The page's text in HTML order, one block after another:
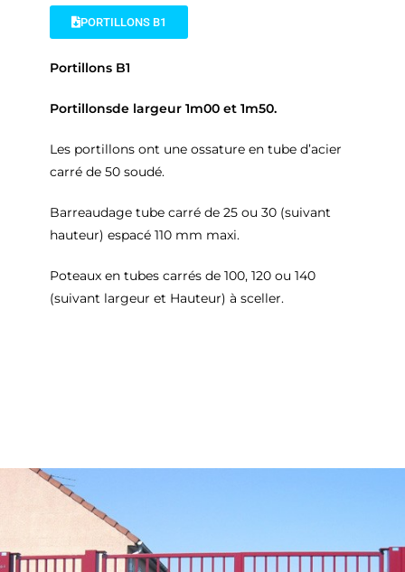
PORTILLONS B1
Portillons B1
Portillonsde largeur 1m00 et 1m50.
Les portillons ont une ossature en tube d’acier
carré de 50 soudé.
Barreaudage tube carré de 25 ou 30 (suivant
hauteur) espacé 110 mm maxi.
Poteaux en tubes carrés de 100, 120 ou 140
(suivant largeur et Hauteur) à sceller.